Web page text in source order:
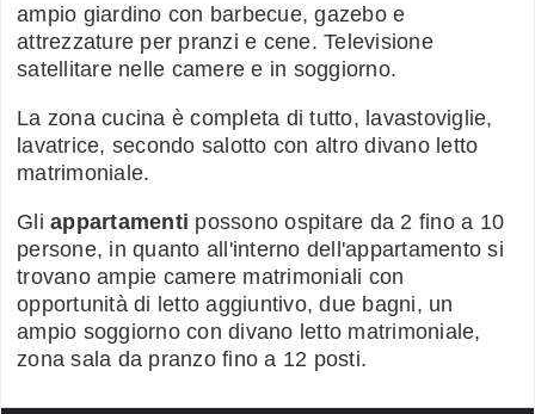
ampio giardino con barbecue, gazebo e
attrezzature per pranzi e cene. Televisione
satellitare nelle camere e in soggiorno.
La zona cucina è completa di tutto, lavastoviglie,
lavatrice, secondo salotto con altro divano letto
matrimoniale.
Gli appartamenti possono ospitare da 2 fino a 10
persone, in quanto all'interno dell'appartamento si
trovano ampie camere matrimoniali con
opportunità di letto aggiuntivo, due bagni, un
ampio soggiorno con divano letto matrimoniale,
zona sala da pranzo fino a 12 posti.